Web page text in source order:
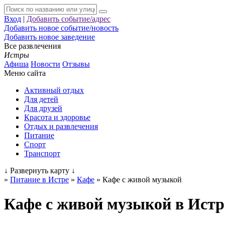
Вход | Добавить событие/адрес
Добавить новое событие/новость
Добавить новое заведение
Все развлечения
Истры
Афиша Новости Отзывы
Меню сайта
Активный отдых
Для детей
Для друзей
Красота и здоровье
Отдых и развлечения
Питание
Спорт
Транспорт
↓ Развернуть карту ↓
» Питание в Истре » Кафе » Кафе с живой музыкой
Кафе с живой музыкой в